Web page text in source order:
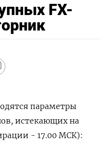
FX-
параметры
истекающих на
- 17.00 МСК):